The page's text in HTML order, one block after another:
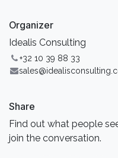
Organizer
Idealis Consulting
+32 10 39 88 33
Share
Find out what people
join the conversation.